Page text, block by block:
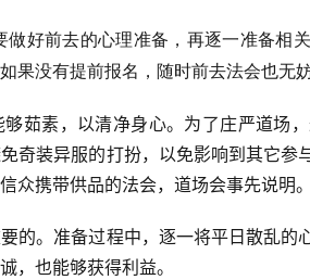
做好前去的心理准备，再逐一准备相
果没有提前报名，随时前去法会也无妨
茹素，以清净身心。为了庄严道场
奇装异服的打扮，以免影响到其它
众携带供品的法会，道场会事先说明。
的。准备过程中，逐一将平日散乱
，也能够获得利益。